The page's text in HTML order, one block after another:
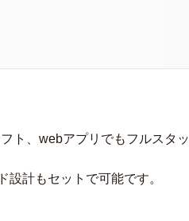
ト、webアプリでもフルスタッ
計もセットで可能です。